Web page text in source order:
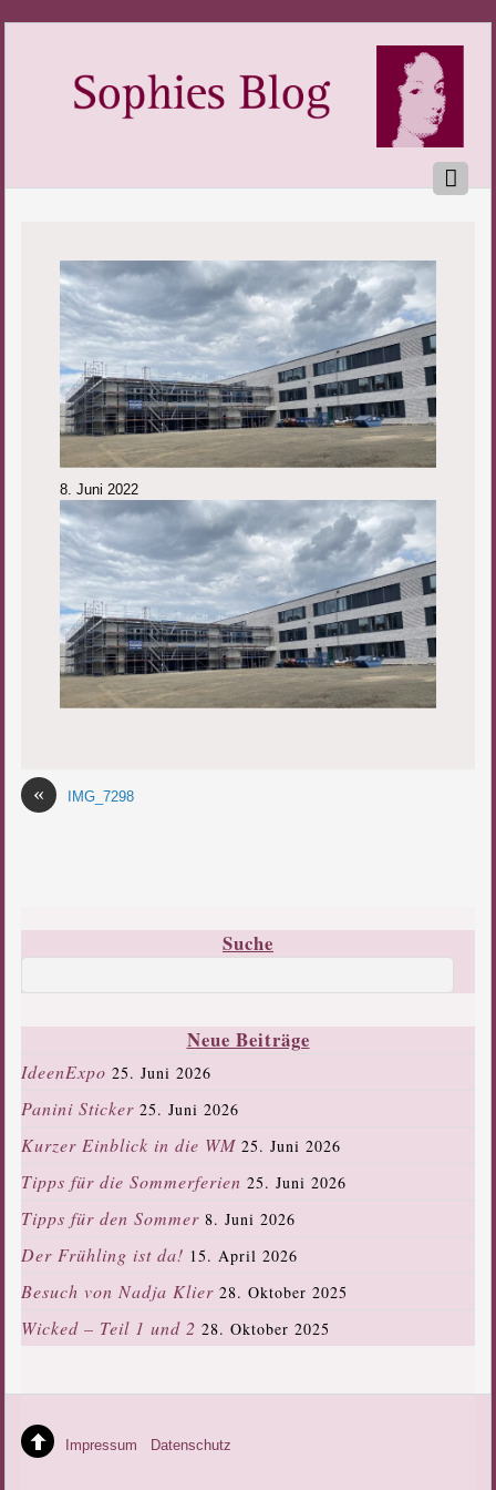
8. Juni 2022
« IMG_7298
Suche
Neue Beiträge
IdeenExpo 25. Juni 2026
Panini Sticker 25. Juni 2026
Kurzer Einblick in die WM 25. Juni 2026
Tipps für die Sommerferien 25. Juni 2026
Tipps für den Sommer 8. Juni 2026
Der Frühling ist da! 15. April 2026
Besuch von Nadja Klier 28. Oktober 2025
Wicked – Teil 1 und 2 28. Oktober 2025
Impressum Datenschutz